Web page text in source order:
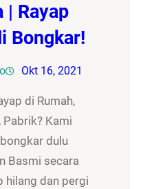
| Rayap
Bongkar!
Okt 16, 2021
di Rumah,
Pabrik? Kami
dulu
Basmi secara
hilang dan pergi